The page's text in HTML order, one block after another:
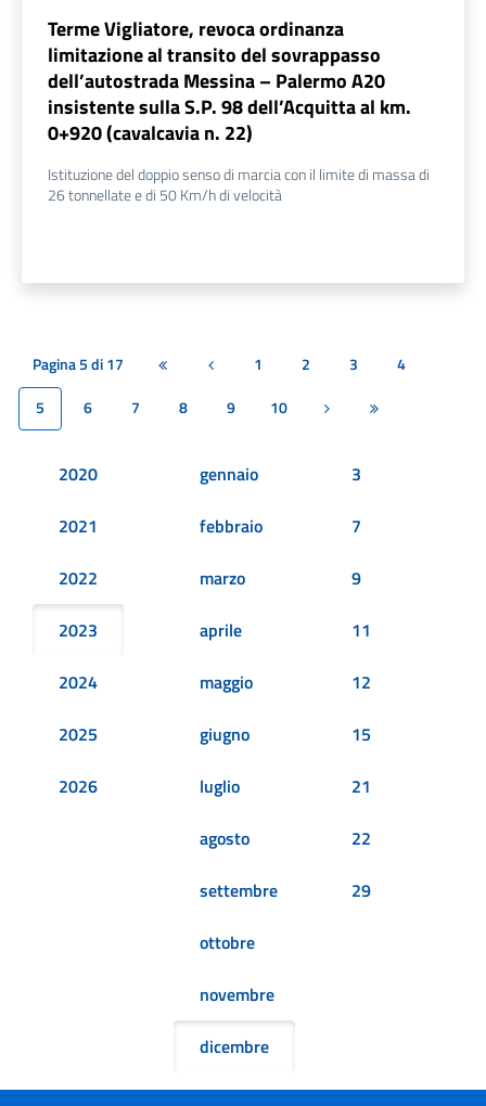
Terme Vigliatore, revoca ordinanza
limitazione al transito del sovrappasso
dell’autostrada Messina – Palermo A20
insistente sulla S.P. 98 dell’Acquitta al km.
0+920 (cavalcavia n. 22)
Istituzione del doppio senso di marcia con il limite di massa di
26 tonnellate e di 50 Km/h di velocità
Pagina 5 di 17 Prima paginaPagina precedente
1 2 3
4
5
6 7 8 9 10 Pagina successiva
Ultima pagina
2020
2021
2022
2023
2024
2025
2026
gennaio
febbraio
marzo
aprile
maggio
giugno
luglio
agosto
settembre
ottobre
novembre
dicembre
3
7
9
11
12
15
21
22
29